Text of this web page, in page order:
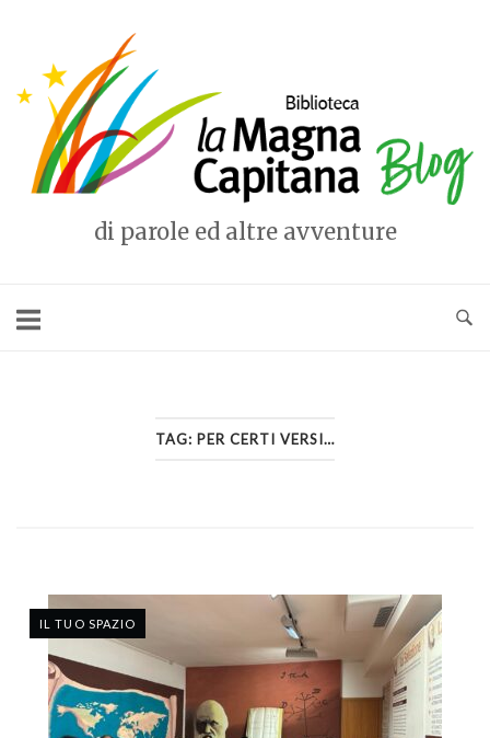
contenuto
di parole ed altre avventure
TAG: PER CERTI VERSI…
IL TUO SPAZIO